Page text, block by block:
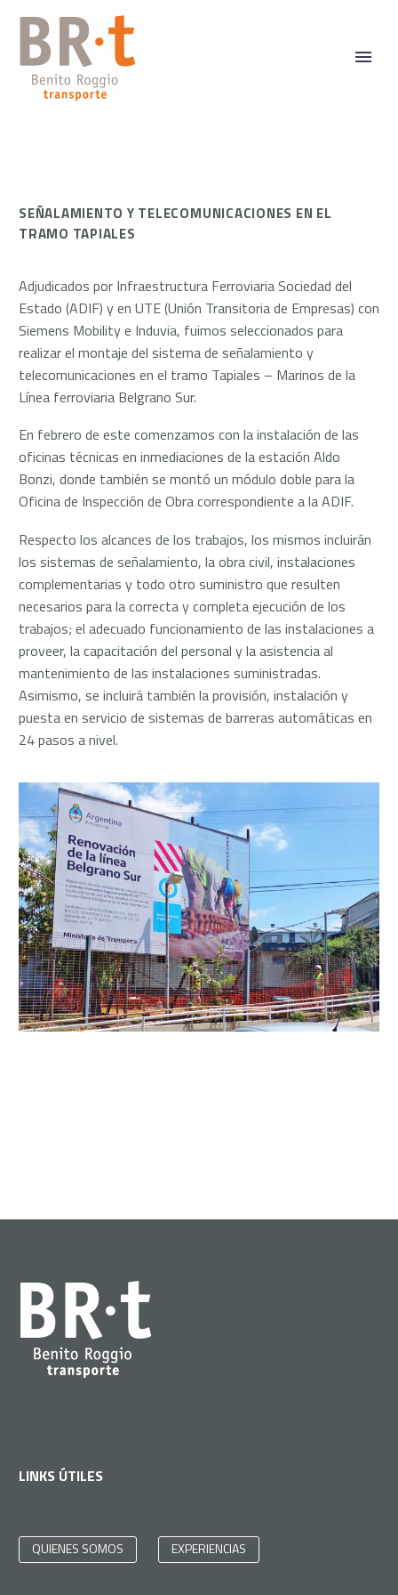
SEÑALAMIENTO Y TELECOMUNICACIONES EN EL
TRAMO TAPIALES
Adjudicados por Infraestructura Ferroviaria Sociedad del
Estado (ADIF) y en UTE (Unión Transitoria de Empresas) con
Siemens Mobility e Induvia, fuimos seleccionados para
realizar el montaje del sistema de señalamiento y
telecomunicaciones en el tramo Tapiales – Marinos de la
Línea ferroviaria Belgrano Sur.
En febrero de este comenzamos con la instalación de las
oficinas técnicas en inmediaciones de la estación Aldo
Bonzi, donde también se montó un módulo doble para la
Oficina de Inspección de Obra correspondiente a la ADIF.
Respecto los alcances de los trabajos, los mismos incluirán
los sistemas de señalamiento, la obra civil, instalaciones
complementarias y todo otro suministro que resulten
necesarios para la correcta y completa ejecución de los
trabajos; el adecuado funcionamiento de las instalaciones a
proveer, la capacitación del personal y la asistencia al
mantenimiento de las instalaciones suministradas.
Asimismo, se incluirá también la provisión, instalación y
puesta en servicio de sistemas de barreras automáticas en
24 pasos a nivel.
LINKS ÚTILES
QUIENES SOMOS EXPERIENCIAS